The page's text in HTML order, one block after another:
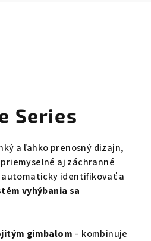
Series
a ľahko prenosný dizajn,
aj záchranné
automaticky identifikovať a
vyhýbania sa
gimbalom – kombinuje